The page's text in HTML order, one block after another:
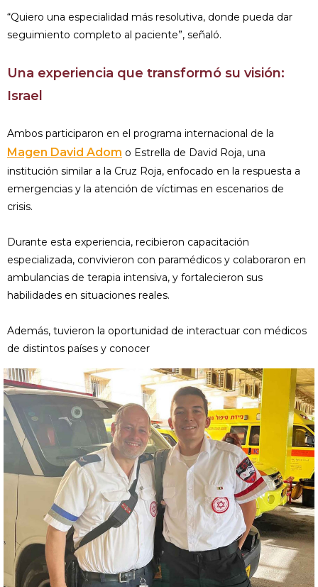
“Quiero una especialidad más resolutiva, donde pueda dar
seguimiento completo al paciente”, señaló.
Una experiencia que transformó su visión:
Israel
Ambos participaron en el programa internacional de la
Magen David Adom o Estrella de David Roja, una
institución similar a la Cruz Roja, enfocado en la respuesta a
emergencias y la atención de víctimas en escenarios de
crisis.
Durante esta experiencia, recibieron capacitación
especializada, convivieron con paramédicos y colaboraron en
ambulancias de terapia intensiva, y fortalecieron sus
habilidades en situaciones reales.
Además, tuvieron la oportunidad de interactuar con médicos
de distintos países y conocer